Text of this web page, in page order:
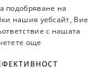
BULGARIAN
ENGLISH
подобряване на
нашия уебсайт, Вие
с нашата
още